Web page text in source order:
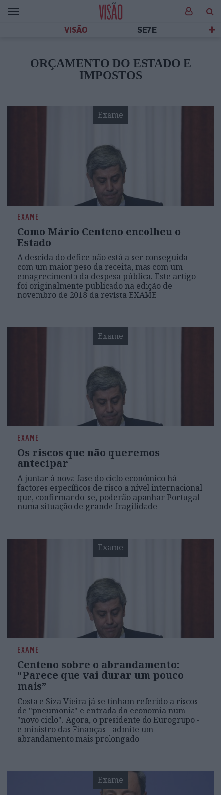
VISÃO SE7E
ORÇAMENTO DO ESTADO E
IMPOSTOS
Exame
EXAME
Como Mário Centeno encolheu o
Estado
A descida do défice não está a ser conseguida
com um maior peso da receita, mas com um
emagrecimento da despesa pública. Este artigo
foi originalmente publicado na edição de
novembro de 2018 da revista EXAME
Exame
EXAME
Os riscos que não queremos
antecipar
A juntar à nova fase do ciclo económico há
factores específicos de risco a nível internacional
que, confirmando-se, poderão apanhar Portugal
numa situação de grande fragilidade
Exame
EXAME
Centeno sobre o abrandamento:
“Parece que vai durar um pouco
mais”
Costa e Siza Vieira já se tinham referido a riscos
de "pneumonia" e entrada da economia num
"novo ciclo". Agora, o presidente do Eurogrupo -
e ministro das Finanças - admite um
abrandamento mais prolongado
Exame